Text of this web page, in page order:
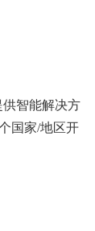
智能解决方
国家/地区开